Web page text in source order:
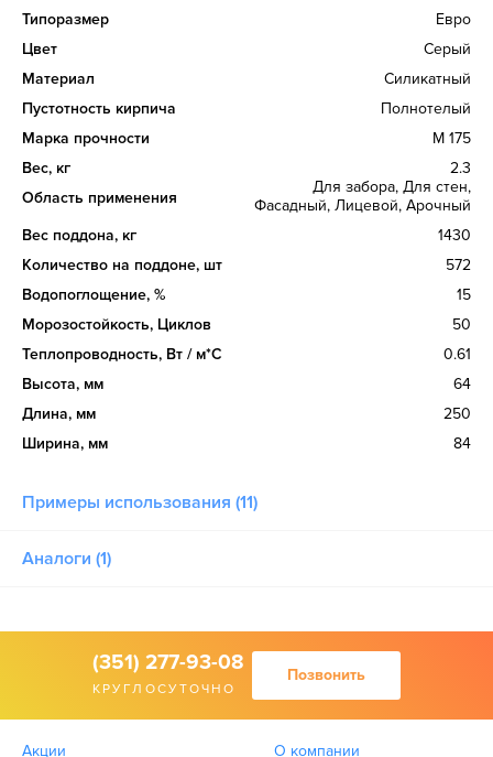
Типоразмер
Евро
Цвет
Серый
Материал
Силикатный
Пустотность кирпича
Полнотелый
Марка прочности
М 175
Вес, кг
2.3
Область применения
Для забора, Для стен,
Фасадный, Лицевой, Арочный
Вес поддона, кг
1430
Количество на поддоне, шт
572
Водопоглощение, %
15
Морозостойкость, Циклов
50
Теплопроводность, Вт / м*С
0.61
Высота, мм
64
Длина, мм
250
Ширина, мм
84
Примеры использования (11)
Аналоги (1)
(351) 277-93-08
КРУГЛОСУТОЧНО
Позвонить
Акции О компании